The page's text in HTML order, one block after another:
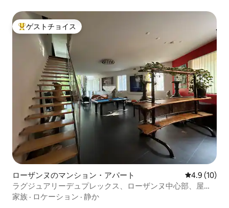
大好評のゲストチョイスです。
ゲストチョイス
ローザンヌのマンション・アパート レビュー10
4.9 (10)
ラグジュアリーデュプレックス、ローザンヌ中心部、屋
上、大聖堂の眺望
家族 · ロケーション · 静か